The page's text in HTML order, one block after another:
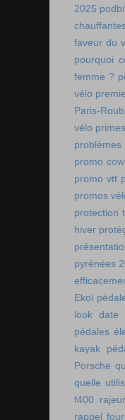
2025
faveur du
pourquoi
femme ?
vélo
Paris-
vélo
problèmes
promo
promo vtt
promos
protection
hiver
pyrénées
Ekoï
look date
pédales
kayak
Porsche
quelle
f400
rappel